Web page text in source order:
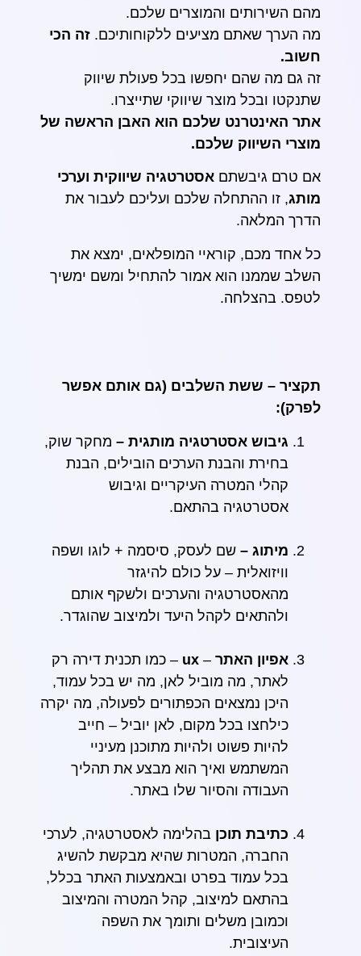
מהם השירותים והמוצרים שלכם.
מה הערך שאתם מציעים ללקוחותיכם. זה הכי
חשוב.
זה גם מה שהם יחפשו בכל פעולת שיווק
שתנקטו ובכל מוצר שיווקי שתייצרו.
אתר האינטרנט שלכם הוא האבן הראשה של
מוצרי השיווק שלכם.
אם טרם גיבשתם אסטרטגיה שיווקית וערכי
מותג, זו ההתחלה שלכם ועליכם לעבור את
הדרך המלאה.
כל אחד מכם, קוראיי המופלאים, ימצא את
השלב שממנו הוא אמור להתחיל ומשם ימשיך
לטפס. בהצלחה.
תקציר – ששת השלבים (גם אותם אפשר
לפרק):
גיבוש אסטרטגיה מותגית – מחקר שוק,
בחירת והבנת הערכים הובילים, הבנת
קהלי המטרה העיקריים וגיבוש
אסטרטגיה בהתאם.
מיתוג – שם לעסק, סיסמה + לוגו ושפה
וויזואלית – על כולם להיגזר
מהאסטרטגיה והערכים ולשקף אותם
ולהתאים לקהל היעד ולמיצוב שהוגדר.
אפיון האתר –
ux – כמו תכנית דירה רק
לאתר, מה מוביל לאן, מה יש בכל עמוד,
היכן נמצאים הכפתורים לפעולה, מה יקרה
כילחצו בכל מקום, לאן יוביל – חייב
להיות פשוט ולהיות מתוכנן מעיניי
המשתמש ואיך הוא מבצע את תהליך
העבודה והסיור שלו באתר.
כתיבת תוכן בהלימה לאסטרטגיה, לערכי
החברה, המטרות שהיא מבקשת להשיג
בכל עמוד בפרט ובאמצעות האתר בכלל,
בהתאם למיצוב, קהל המטרה והמיצוב
וכמובן משלים ותומך את השפה
העיצובית.